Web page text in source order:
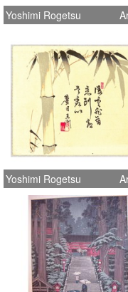
Yoshimi Rogetsu
Yoshimi Rogetsu